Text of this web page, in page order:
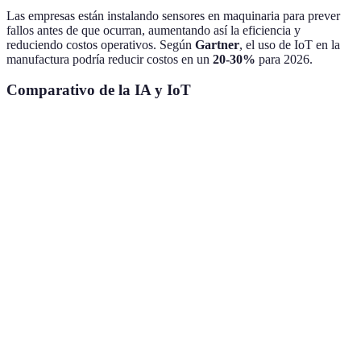
Las empresas están instalando sensores en maquinaria para prever
fallos antes de que ocurran, aumentando así la eficiencia y
reduciendo costos operativos. Según Gartner, el uso de IoT en la
manufactura podría reducir costos en un 20-30% para 2026.
Comparativo de la IA y IoT